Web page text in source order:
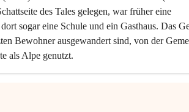
des Tales gelegen, war früher eine
sogar eine Schule und ein Gasthaus. Das
Bewohner ausgewandert sind, von der
als Alpe genutzt.